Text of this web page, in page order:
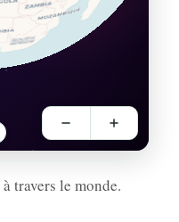
à travers le monde.